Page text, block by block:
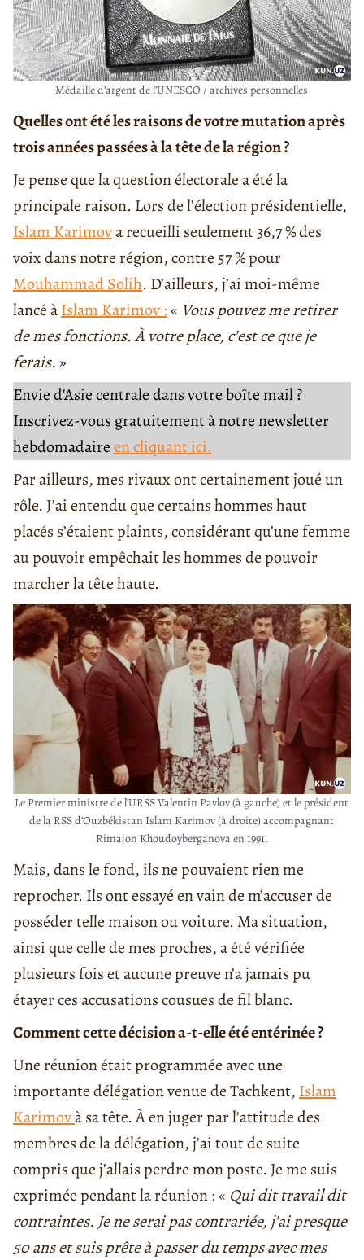
Médaille d’argent de l’UNESCO / archives personnelles
Quelles ont été les raisons de votre mutation après
trois années passées à la tête de la région ?
Je pense que la question électorale a été la
principale raison. Lors de l’élection présidentielle,
Islam Karimova recueilli seulement 36,7 % des
voix dans notre région, contre 57 % pour
Mouhammad Solih. D’ailleurs, j’ai moi-même
lancé àIslam Karimov :« Vous pouvez me retirer
de mes fonctions. À votre place, c’est ce que je
ferais. »
Envie d'Asie centrale dans votre boîte mail ?
Inscrivez-vous gratuitement à notre newsletter
hebdomadaireen cliquant ici.
Par ailleurs, mes rivaux ont certainement joué un
rôle. J’ai entendu que certains hommes haut
placés s’étaient plaints, considérant qu’une femme
au pouvoir empêchait les hommes de pouvoir
marcher la tête haute.
Le Premier ministre de l’URSS Valentin Pavlov (à gauche) et le président
de la RSS d’Ouzbékistan Islam Karimov (à droite) accompagnant
Rimajon Khoudoyberganova en 1991.
Mais, dans le fond, ils ne pouvaient rien me
reprocher. Ils ont essayé en vain de m’accuser de
posséder telle maison ou voiture. Ma situation,
ainsi que celle de mes proches, a été vérifiée
plusieurs fois et aucune preuve n’a jamais pu
étayer ces accusations cousues de fil blanc.
Comment cette décision a-t-elle été entérinée ?
Une réunion était programmée avec une
importante délégation venue de Tachkent, Islam
Karimovà sa tête. À en juger par l’attitude des
membres de la délégation, j’ai tout de suite
compris que j’allais perdre mon poste. Je me suis
exprimée pendant la réunion : « Qui dit travail dit
contraintes. Je ne serai pas contrariée, j’ai presque
50 ans et suis prête à passer du temps avec mes